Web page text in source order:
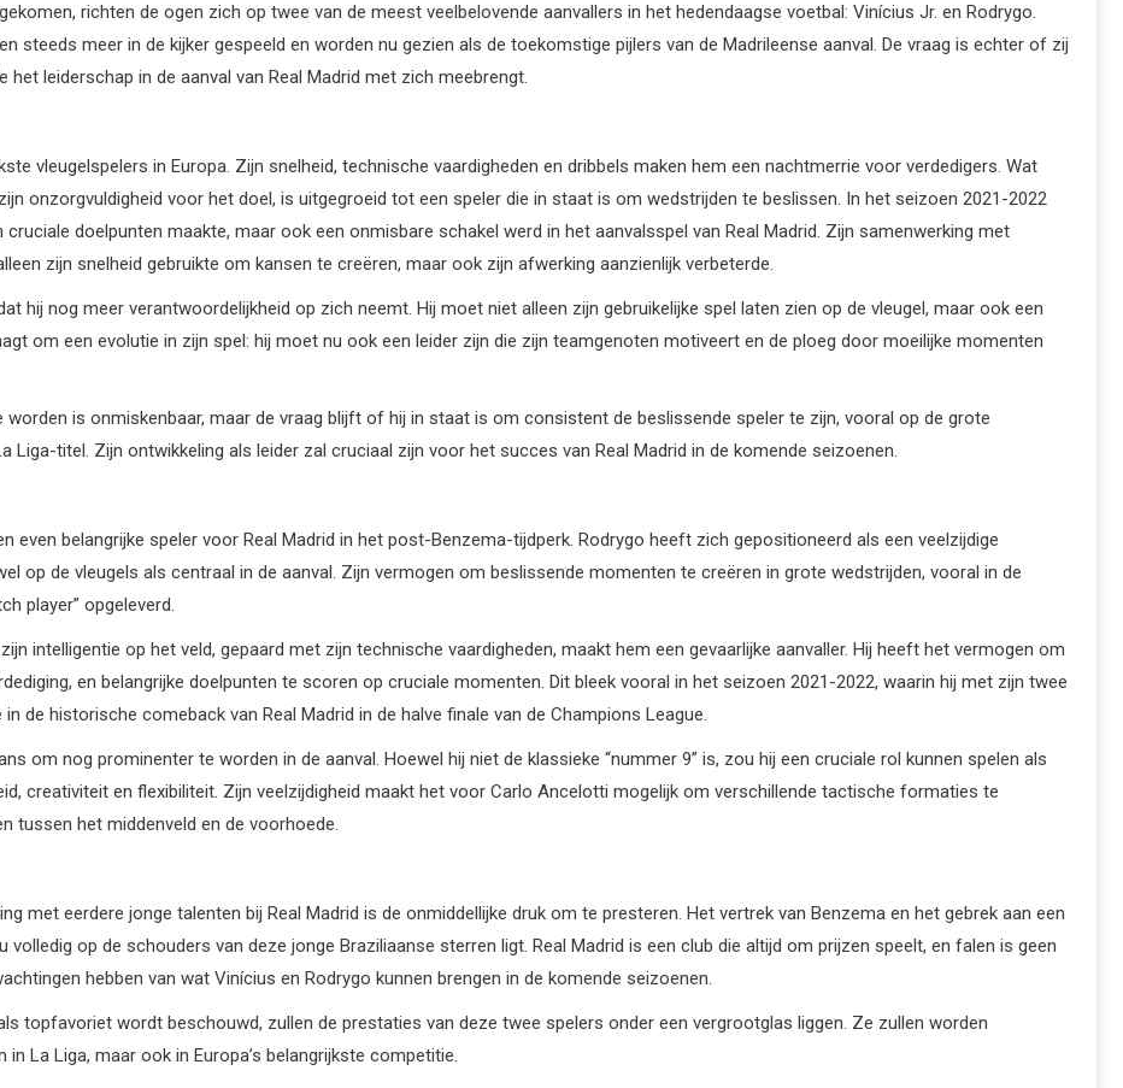
richten de ogen zich op twee van de meest veelbelovende aanvallers in het hedendaagse voetbal: Vinícius Jr. en Rodrygo.
steeds meer in de kijker gespeeld en worden nu gezien als de toekomstige pijlers van de Madrileense aanval. De vraag is echter of zij
leiderschap in de aanval van Real Madrid met zich meebrengt.
vleugelspelers in Europa. Zijn snelheid, technische vaardigheden en dribbels maken hem een nachtmerrie voor verdedigers. Wat
onzorgvuldigheid voor het doel, is uitgegroeid tot een speler die in staat is om wedstrijden te beslissen. In het seizoen 2021-2022
doelpunten maakte, maar ook een onmisbare schakel werd in het aanvalsspel van Real Madrid. Zijn samenwerking met
zijn snelheid gebruikte om kansen te creëren, maar ook zijn afwerking aanzienlijk verbeterde.
hij nog meer verantwoordelijkheid op zich neemt. Hij moet niet alleen zijn gebruikelijke spel laten zien op de vleugel, maar ook een
om een evolutie in zijn spel: hij moet nu ook een leider zijn die zijn teamgenoten motiveert en de ploeg door moeilijke momenten
worden is onmiskenbaar, maar de vraag blijft of hij in staat is om consistent de beslissende speler te zijn, vooral op de grote
Liga-titel. Zijn ontwikkeling als leider zal cruciaal zijn voor het succes van Real Madrid in de komende seizoenen.
even belangrijke speler voor Real Madrid in het post-Benzema-tijdperk. Rodrygo heeft zich gepositioneerd als een veelzijdige
op de vleugels als centraal in de aanval. Zijn vermogen om beslissende momenten te creëren in grote wedstrijden, vooral in de
player” opgeleverd.
intelligentie op het veld, gepaard met zijn technische vaardigheden, maakt hem een gevaarlijke aanvaller. Hij heeft het vermogen om
en belangrijke doelpunten te scoren op cruciale momenten. Dit bleek vooral in het seizoen 2021-2022, waarin hij met zijn twee
de historische comeback van Real Madrid in de halve finale van de Champions League.
om nog prominenter te worden in de aanval. Hoewel hij niet de klassieke “nummer 9” is, zou hij een cruciale rol kunnen spelen als
creativiteit en flexibiliteit. Zijn veelzijdigheid maakt het voor Carlo Ancelotti mogelijk om verschillende tactische formaties te
tussen het middenveld en de voorhoede.
met eerdere jonge talenten bij Real Madrid is de onmiddellijke druk om te presteren. Het vertrek van Benzema en het gebrek aan een
op de schouders van deze jonge Braziliaanse sterren ligt. Real Madrid is een club die altijd om prijzen speelt, en falen is geen
hebben van wat Vinícius en Rodrygo kunnen brengen in de komende seizoenen.
topfavoriet wordt beschouwd, zullen de prestaties van deze twee spelers onder een vergrootglas liggen. Ze zullen worden
La Liga, maar ook in Europa’s belangrijkste competitie.